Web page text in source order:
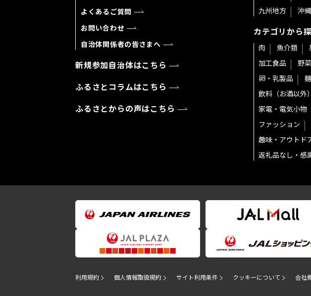
よくあるご質問
お問い合わせ
自治体関係者の皆さまへ
新規参加自治体はこちら
ふるさとコラムはこちら
ふるさとからの声はこちら
九州地方
沖縄
カテゴリから
肉 魚介類
加工食品
野菜
卵・乳製品
飲料（お酒以外）
家電・電気小物
ファッション
趣味・アウトド
返礼品なし・感
利用規約 個人情報取扱規約 サイト利用条件 クッキーについて 会社